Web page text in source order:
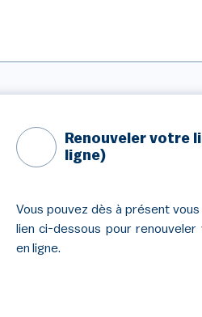
Renouveler votre
ligne)
Vous pouvez dès à présent
lien ci-dessous pour
en ligne.